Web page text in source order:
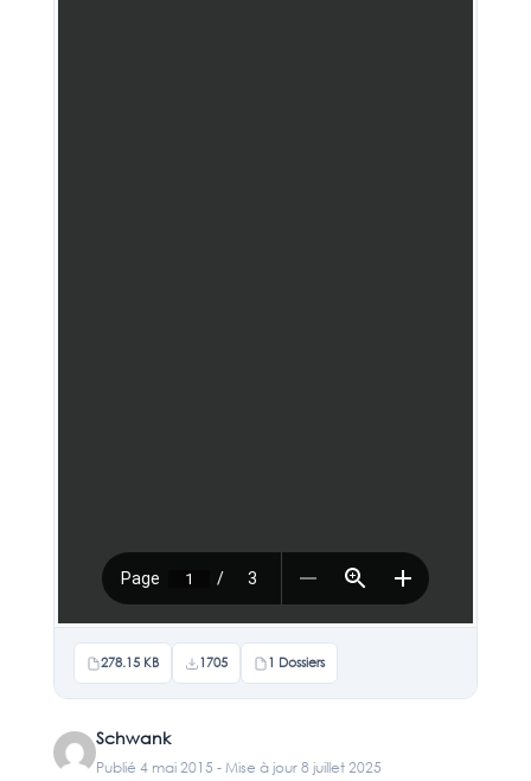
278.15 KB 1705 1 Dossiers
Schwank
Publié 4 mai 2015 - Mise à jour 8 juillet 2025